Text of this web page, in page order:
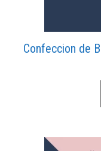
Confeccion de